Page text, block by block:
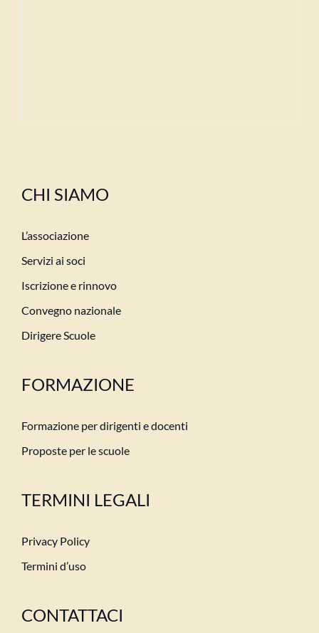
CHI SIAMO
L’associazione
Servizi ai soci
Iscrizione e rinnovo
Convegno nazionale
Dirigere Scuole
FORMAZIONE
Formazione per dirigenti e docenti
Proposte per le scuole
TERMINI LEGALI
Privacy Policy
Termini d’uso
CONTATTACI